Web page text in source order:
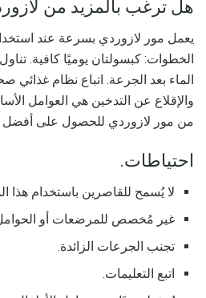
هل ترغب بالمزيد من
يعمل مور لازوردي بسرعة عند
الخطوات: كبسولتان يوميًا كافية.
الماء بعد الجرعة. اتباع نظام غذائي
من مور لازوردي للحصول على أفضل
احتياطات.
لا يُسمح للقاصرين باستخدام هذا
غير مُخصص للمرضعات أو
تجنب الجرعات الزائدة.
اتبع التعليمات.